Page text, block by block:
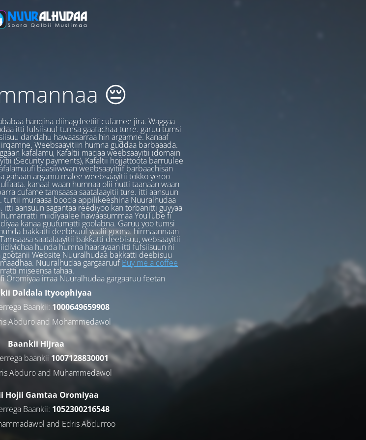
😔
hanqina diinagdeetiif cufamee jira. Waggaa
itti fufsiisuuf tumsa gaafachaa turre. garuu tumsi
dandahu hawaasarraa hin argamne. kanaaf
Weebsaayitiin humna guddaa barbaaada.
kafalamu, Kafaltii maqaa weebsaayitii (domain
(Security payments), Kafaltii hojjattoota barruulee
baasiiwwan weebsaayitiif barbaachisan
gahaan argamu malee weebsaayitii tokko yeroo
kanaaf waan humnaa olii nutti taanaan waan
cufame tamsaasa saatalaayitii ture. itti aansuun
turtii muraasa booda appilikeeshina Nuuralhudaa
aansuun sagantaa reediyoo kan torbanitti guyyaa
miidiyaalee hawaasummaa YouTube fi
kanaa guutumatti goolabna. Garuu yoo tumsi
bakkatti deebisuuf yaalii goona. hirmaannaan
saatalaayitii bakkatti deebisuu, websaayitii
hunda humna haarayaan itti fufsiisuun ni
Website Nuuralhudaa bakkatti deebisuu
Nuuralhudaa gargaaruufBuy me a coffee
miseensa tahaa.
Oromiyaa irraa Nuuralhudaa gargaaruu feetan
Daldala Ityoophiyaa
Baankii: 1000649659908
Abduro and Mohammedawol
Baankii Hijraa
baankii 1007128830001
Abduro and Muhammedawol
Hojii Gamtaa Oromiyaa
Baankii: 1052300216548
and Edris Abdurroo